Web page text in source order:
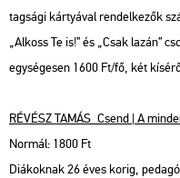
tagsági kártyával rendelkezők
„Alkoss Te is!” és „Csak lazán”
egységesen 1600 Ft/fő, két
RÉVÉSZ TAMÁS_Csend | A
Normál: 1800 Ft
Diákoknak 26 éves korig,